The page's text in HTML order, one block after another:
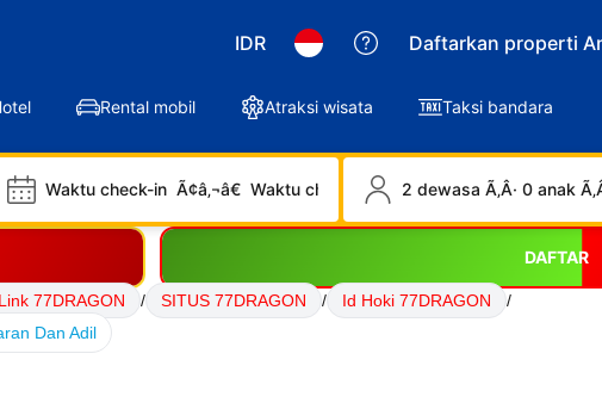
IDR Daftarkan properti
Rental mobil Atraksi wisata Taksi bandara
Waktu check-in Ã¢â‚¬â€ Waktu check-out 2 dewasa Ã‚Â· 0 anak
DAFTAR
Link 77DRAGON / SITUS 77DRAGON / Id Hoki 77DRAGON
/
Dan Adil